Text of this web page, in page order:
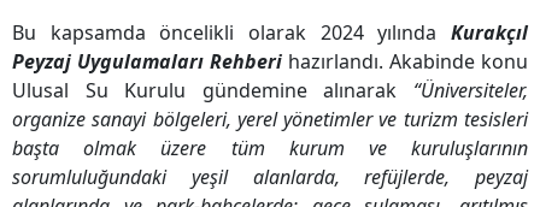
Bu kapsamda öncelikli olarak 2024 yılında Kurakçıl
Peyzaj Uygulamaları Rehberi hazırlandı. Akabinde konu
Ulusal Su Kurulu gündemine alınarak “Üniversiteler,
organize sanayi bölgeleri, yerel yönetimler ve turizm tesisleri
başta olmak üzere tüm kurum ve kuruluşlarının
sorumluluğundaki yeşil alanlarda, refüjlerde, peyzaj